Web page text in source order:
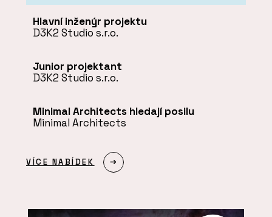
Hlavní inženýr projektu
D3K2 Studio s.r.o.
Junior projektant
D3K2 Studio s.r.o.
Minimal Architects hledají posilu
Minimal Architects
VÍCE NABÍDEK